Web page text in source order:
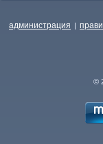
администрация |
©